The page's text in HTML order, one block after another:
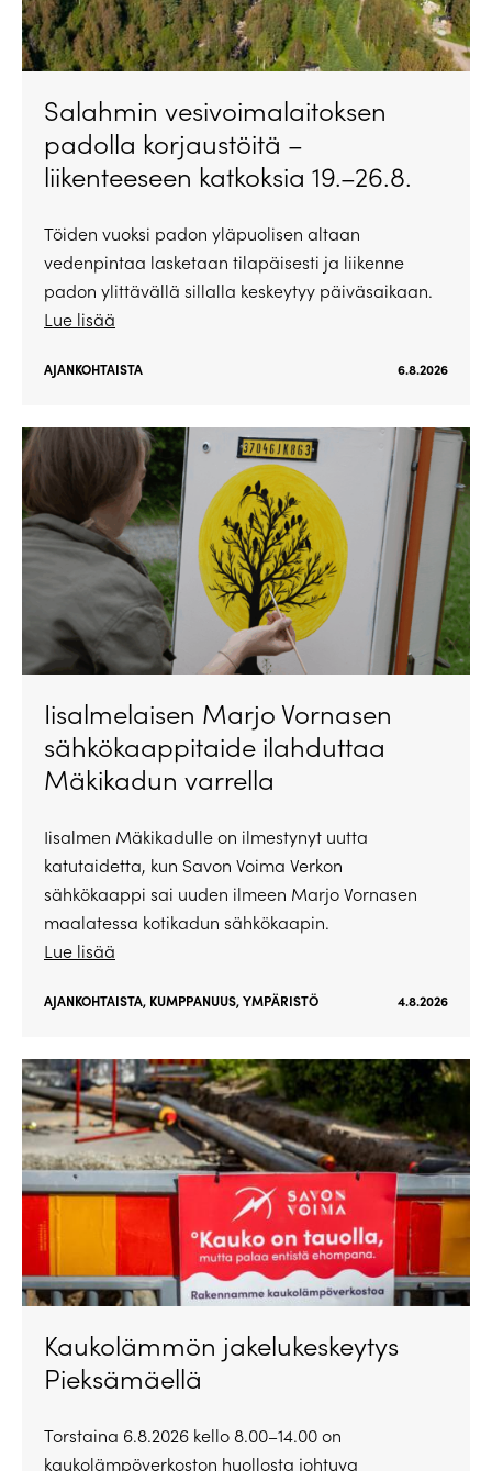
Salahmin vesivoimalaitoksen
padolla korjaustöitä –
liikenteeseen katkoksia 19.–26.8.
Töiden vuoksi padon yläpuolisen altaan
vedenpintaa lasketaan tilapäisesti ja liikenne
padon ylittävällä sillalla keskeytyy päiväsaikaan.
Lue lisää
AJANKOHTAISTA 6.8.2026
Iisalmelaisen Marjo Vornasen
sähkökaappitaide ilahduttaa
Mäkikadun varrella
Iisalmen Mäkikadulle on ilmestynyt uutta
katutaidetta, kun Savon Voima Verkon
sähkökaappi sai uuden ilmeen Marjo Vornasen
maalatessa kotikadun sähkökaapin.
Lue lisää
AJANKOHTAISTA, KUMPPANUUS,YMPÄRISTÖ 4.8.2026
Kaukolämmön jakelukeskeytys
Pieksämäellä
Torstaina 6.8.2026 kello 8.00–14.00 on
kaukolämpöverkoston huollosta johtuva